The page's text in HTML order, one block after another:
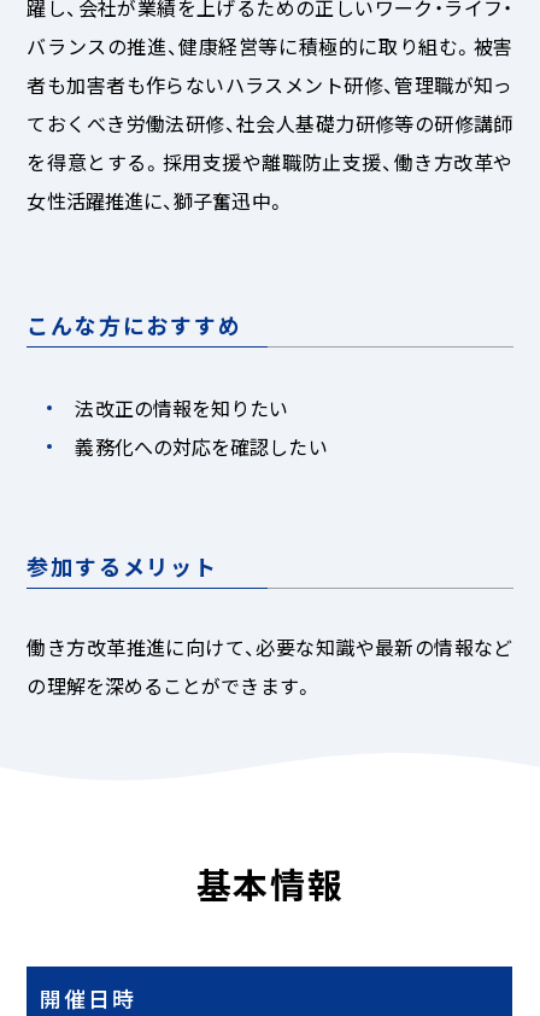
躍し、会社が業績を上げるための正しいワーク・ライフ・
バランスの推進、健康経営等に積極的に取り組む。被害
者も加害者も作らないハラスメント研修、管理職が知っ
ておくべき労働法研修、社会人基礎力研修等の研修講師
を得意とする。採用支援や離職防止支援、働き方改革や
女性活躍推進に、獅子奮迅中。
こんな方におすすめ
法改正の情報を知りたい
義務化への対応を確認したい
参加するメリット
働き方改革推進に向けて、必要な知識や最新の情報など
の理解を深めることができます。
基本情報
開催日時